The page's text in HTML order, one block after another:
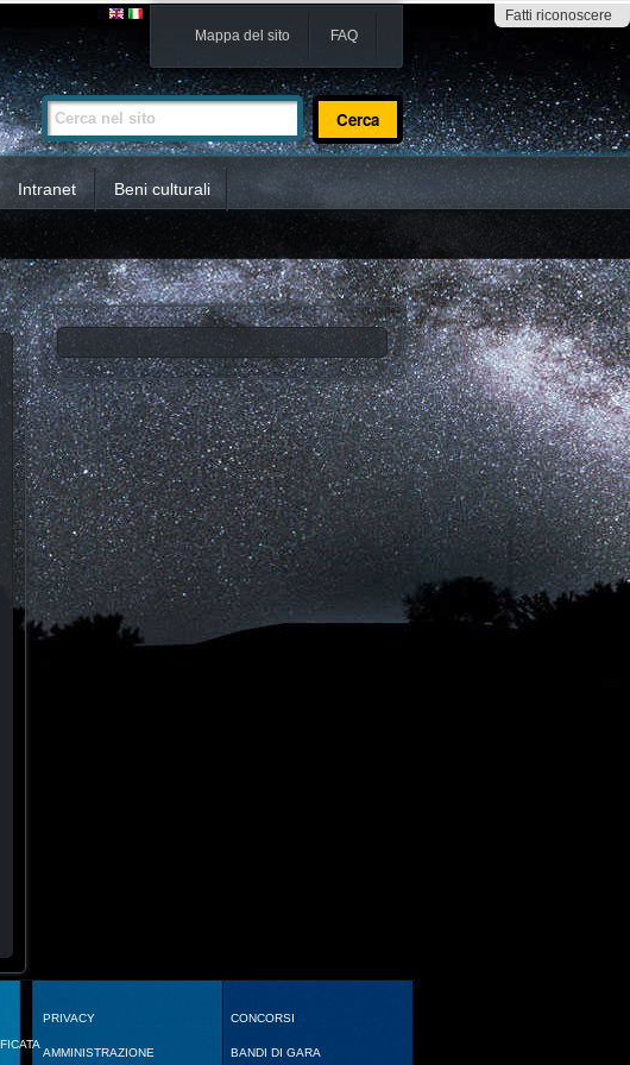
Fatti riconoscere
Mappa del sito FAQ
Cerca nel sito
avanzata…
Intranet Beni culturali
PRIVACY
AMMINISTRAZIONE
CONCORSI
BANDI DI GARA